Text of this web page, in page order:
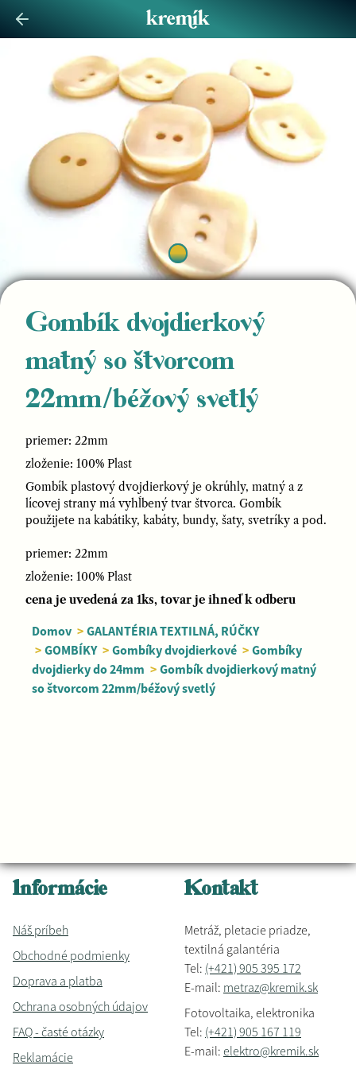
Gombík dvojdierkový
matný so štvorcom
22mm/béžový svetlý
priemer: 22mm
zloženie: 100% Plast
Gombík plastový dvojdierkový je okrúhly, matný a z
lícovej strany má vyhĺbený tvar štvorca. Gombík
použijete na kabátiky, kabáty, bundy, šaty, svetríky a pod.
priemer: 22mm
zloženie: 100% Plast
cena je uvedená za 1ks, tovar je ihneď k odberu
Domov > GALANTÉRIA TEXTILNÁ, RÚČKY
> GOMBÍKY > Gombíky dvojdierkové > Gombíky
dvojdierky do 24mm > Gombík dvojdierkový matný
so štvorcom 22mm/béžový svetlý
Informácie
Náš príbeh
Obchodné podmienky
Doprava a platba
Ochrana osobných údajov
FAQ - časté otázky
Reklamácie
Kontakt
Metráž, pletacie priadze,
textilná galantéria
Tel: (+421) 905 395 172
E-mail: metraz@kremik.sk
Fotovoltaika, elektronika
Tel: (+421) 905 167 119
E-mail: elektro@kremik.sk